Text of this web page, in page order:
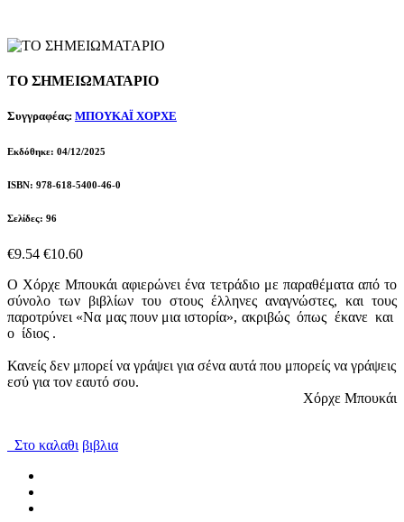
ΤΟ ΣΗΜΕΙΩΜΑΤΑΡΙΟ
Συγγραφέας: ΜΠΟΥΚΑΪ ΧΟΡΧΕ
Εκδόθηκε: 04/12/2025
ISBN: 978-618-5400-46-0
Σελίδες: 96
€9.54 €10.60
Ο Χόρχε Μπουκάι αφιερώνει ένα τετράδιο με παραθέματα από το
σύνολο των βιβλίων του στους έλληνες αναγνώστες, και τους
παροτρύνει «Να μας πουν μια ιστορία», ακριβώς όπως έκανε και
ο ίδιος .
Κανείς δεν μπορεί να γράψει για σένα αυτά που μπορείς να γράψεις
εσύ για τον εαυτό σου.
Χόρχε Μπουκάι
Στο καλαθι βιβλια